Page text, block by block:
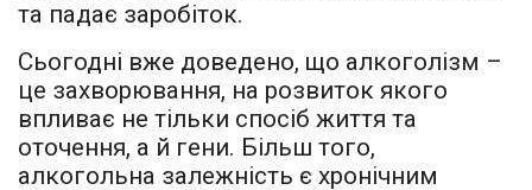
та падає заробіток.
Сьогодні вже доведено, що алкоголізм –
це захворювання, на розвиток якого
впливає не тільки спосіб життя та
оточення, а й гени. Більш того,
алкогольна залежність є хронічним